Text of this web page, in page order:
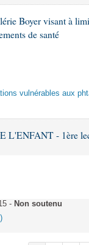
Boyer visant à
de santé
vulnérables aux
L'ENFANT - 1ère
- Non soutenu